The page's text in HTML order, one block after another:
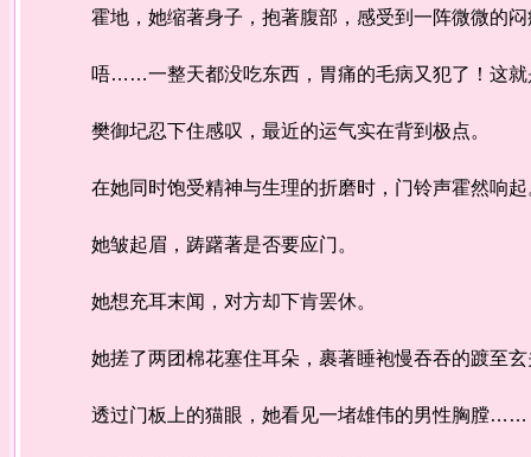
霍地，她缩著身子，抱著腹部，感受到一阵微微的闷
唔……一整天都没吃东西，胃痛的毛病又犯了！这就
樊御圮忍下住感叹，最近的运气实在背到极点。
在她同时饱受精神与生理的折磨时，门铃声霍然响起
她皱起眉，踌躇著是否要应门。
她想充耳末闻，对方却下肯罢休。
她搓了两团棉花塞住耳朵，裹著睡袍慢吞吞的踱至玄
透过门板上的猫眼，她看见一堵雄伟的男性胸膛……